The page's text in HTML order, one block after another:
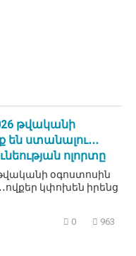
թվականի
ստանալու․․․
ոլորտը
օգոստոսին
կփոխեն իրենց
0 963